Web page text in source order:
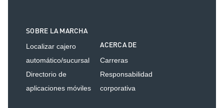
SOBRE LA MARCHA
Localizar cajero
automático/sucursal
Directorio de
aplicaciones móviles
ACERCA DE
Carreras
Responsabilidad
corporativa